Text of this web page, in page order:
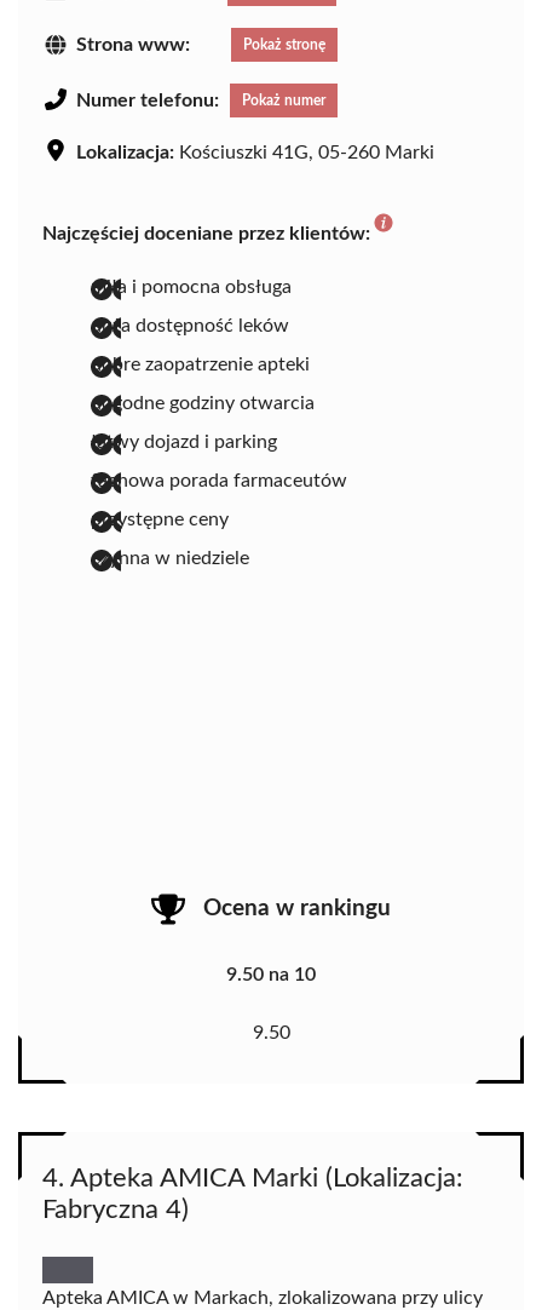
Strona www: Pokaż stronę
Numer telefonu: Pokaż numer
Lokalizacja: Kościuszki 41G, 05-260 Marki
Najczęściej doceniane przez klientów:
miła i pomocna obsługa
duża dostępność leków
dobre zaopatrzenie apteki
dogodne godziny otwarcia
łatwy dojazd i parking
fachowa porada farmaceutów
przystępne ceny
czynna w niedziele
Ocena w rankingu
9.50 na 10
9.50
4. Apteka AMICA Marki (Lokalizacja:
Fabryczna 4)
Apteka AMICA w Markach, zlokalizowana przy ulicy